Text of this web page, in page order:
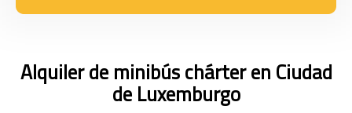
Alquiler de minibús chárter en Ciudad
de Luxemburgo